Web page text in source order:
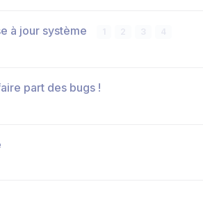
à jour système
part des bugs !